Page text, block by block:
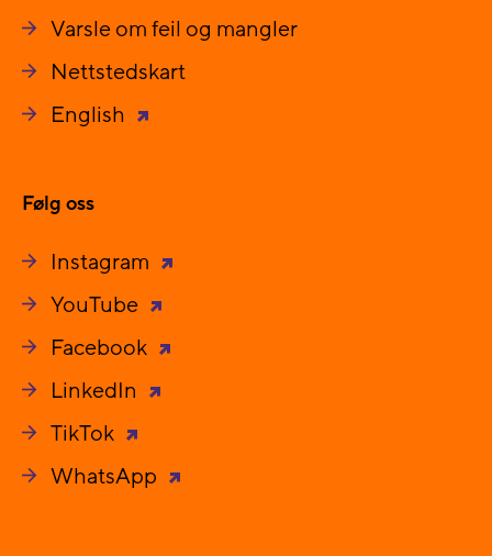
Varsle om feil og mangler
Nettstedskart
English
Følg oss
Instagram
YouTube
Facebook
LinkedIn
TikTok
WhatsApp